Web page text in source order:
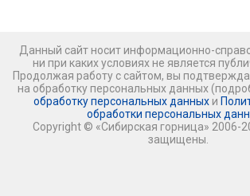
Данный сайт носит информационно-
ни при каких условиях не является
Продолжая работу с сайтом, вы
на обработку персональных данных
обработку персональных данных и
обработки персональных
Copyright © «Сибирская горница» 2006-
защищены.